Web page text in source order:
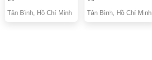
Tân Bình, Hồ Chí Minh Tân Bình, Hồ Chí Minh